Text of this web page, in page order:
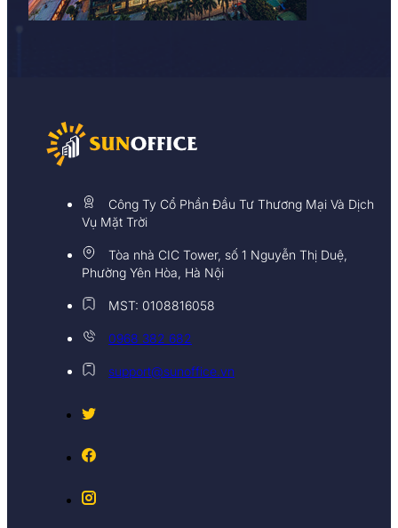
Công Ty Cổ Phần Đầu Tư Thương Mại Và Dịch
Vụ Mặt Trời
Tòa nhà CIC Tower, số 1 Nguyễn Thị Duệ,
Phường Yên Hòa, Hà Nội
MST: 0108816058
0968 382 682
support@sunoffice.vn